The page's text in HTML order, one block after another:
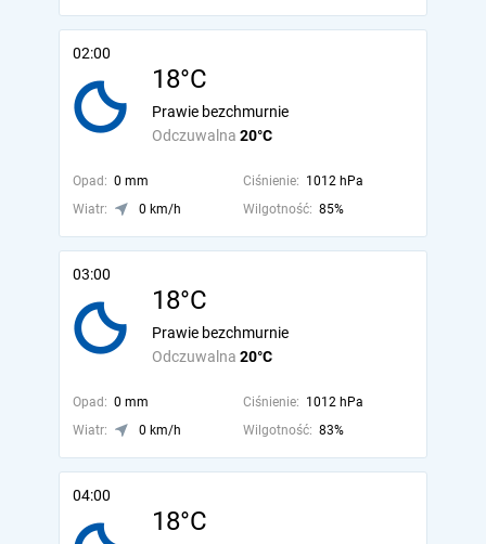
02:00
18°C
Odczuwalna 20°C
Prawie bezchmurnie
Opad: 0 mm Ciśnienie: 1012 hPa
Wiatr:
0 km/h Wilgotność: 85%
03:00
18°C
Odczuwalna 20°C
Prawie bezchmurnie
Opad: 0 mm Ciśnienie: 1012 hPa
Wiatr:
0 km/h Wilgotność: 83%
04:00
18°C